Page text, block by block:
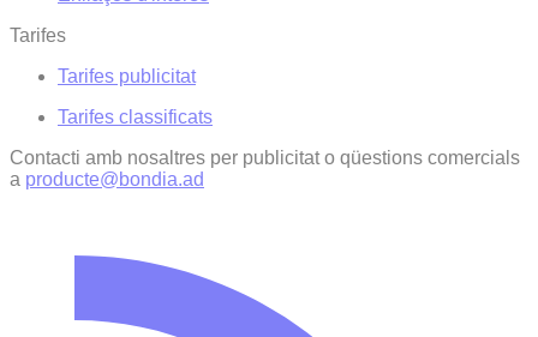
Tarifes
Tarifes publicitat
Tarifes classificats
Contacti amb nosaltres per publicitat o qüestions comercials
a producte@bondia.ad